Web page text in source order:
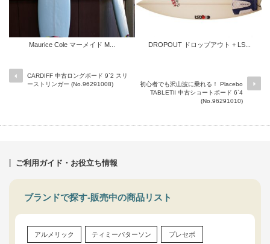
Maurice Cole マーメイド M... DROPOUT ドロップアウト + LS...
CARDIFF 中古ロングボード 9`2 スリ
ーストリンガー (No.96291008)
初心者でも沢山波に乗れる！ Placebo
TABLETⅡ 中古ショートボード 6`4
(No.96291010)
ご利用ガイド・お役立ち情報
ブランドで探す-販売中の商品リスト
アルメリック ティミーパターソン プレセボ